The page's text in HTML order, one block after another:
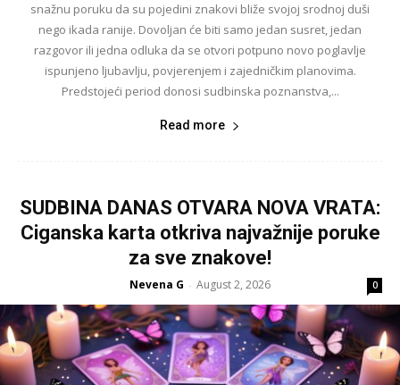
snažnu poruku da su pojedini znakovi bliže svojoj srodnoj duši
nego ikada ranije. Dovoljan će biti samo jedan susret, jedan
razgovor ili jedna odluka da se otvori potpuno novo poglavlje
ispunjeno ljubavlju, povjerenjem i zajedničkim planovima.
Predstojeći period donosi sudbinska poznanstva,...
Read more
SUDBINA DANAS OTVARA NOVA VRATA:
Ciganska karta otkriva najvažnije poruke
za sve znakove!
Nevena G - August 2, 2026 0